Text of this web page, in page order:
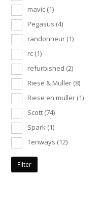
mavic (1)
Pegasus (4)
randonneur (1)
rc (1)
refurbished (2)
Riese & Muller (8)
Riese en muller (1)
Scott (74)
Spark (1)
Tenways (12)
Filter